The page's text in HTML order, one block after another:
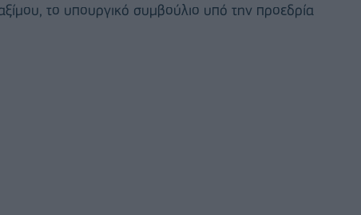
το υπουργικό συμβούλιο υπό την προεδρία